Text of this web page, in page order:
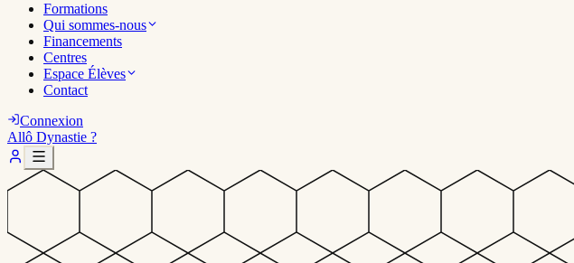
Formations
Qui sommes-nous
Financements
Centres
Espace Élèves
Contact
Connexion
Allô Dynastie ?